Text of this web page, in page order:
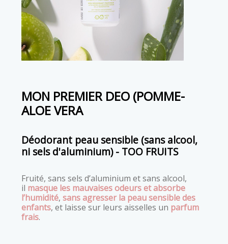
MON PREMIER DEO (POMME-
ALOE VERA
Déodorant peau sensible (sans alcool,
ni sels d'aluminium) - TOO FRUITS
Fruité, sans sels d’aluminium et sans alcool,
il masque les mauvaises odeurs et absorbe
l’humidité, sans agresser la peau sensible des
enfants, et laisse sur leurs aisselles un parfum
frais.